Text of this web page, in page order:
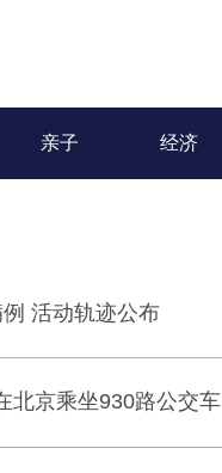
亲子 经济
活动轨迹公布
北京乘坐930路公交车